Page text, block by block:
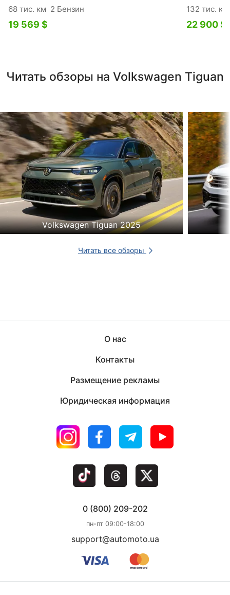
68 тис. км 2 Бензин
19 569 $
132 тис. км
22 900 $
Читать обзоры на Volkswagen Tiguan
Volkswagen Tiguan 2025
Читать все обзоры
О нас
Контакты
Размещение рекламы
Юридическая информация
0 (800) 209-202
пн-пт 09:00-18:00
support@automoto.ua